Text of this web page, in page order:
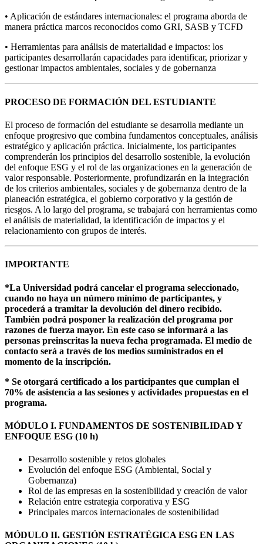
• Aplicación de estándares internacionales: el programa aborda de
manera práctica marcos reconocidos como GRI, SASB y TCFD
• Herramientas para análisis de materialidad e impactos: los
participantes desarrollarán capacidades para identificar, priorizar y
gestionar impactos ambientales, sociales y de gobernanza
PROCESO DE FORMACIÓN DEL ESTUDIANTE
El proceso de formación del estudiante se desarrolla mediante un
enfoque progresivo que combina fundamentos conceptuales, análisis
estratégico y aplicación práctica. Inicialmente, los participantes
comprenderán los principios del desarrollo sostenible, la evolución
del enfoque ESG y el rol de las organizaciones en la generación de
valor responsable. Posteriormente, profundizarán en la integración
de los criterios ambientales, sociales y de gobernanza dentro de la
planeación estratégica, el gobierno corporativo y la gestión de
riesgos. A lo largo del programa, se trabajará con herramientas como
el análisis de materialidad, la identificación de impactos y el
relacionamiento con grupos de interés.
IMPORTANTE
*La Universidad podrá cancelar el programa seleccionado,
cuando no haya un número mínimo de participantes, y
procederá a tramitar la devolución del dinero recibido.
También podrá posponer la realización del programa por
razones de fuerza mayor. En este caso se informará a las
personas preinscritas la nueva fecha programada. El medio de
contacto será a través de los medios suministrados en el
momento de la inscripción.
* Se otorgará certificado a los participantes que cumplan el
70% de asistencia a las sesiones y actividades propuestas en el
programa.
MÓDULO I. FUNDAMENTOS DE SOSTENIBILIDAD Y
ENFOQUE ESG (10 h)
Desarrollo sostenible y retos globales
Evolución del enfoque ESG (Ambiental, Social y
Gobernanza)
Rol de las empresas en la sostenibilidad y creación de valor
Relación entre estrategia corporativa y ESG
Principales marcos internacionales de sostenibilidad
MÓDULO II. GESTIÓN ESTRATÉGICA ESG EN LAS